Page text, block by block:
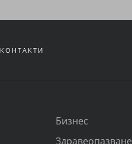
КОНТАКТИ
Бизнес
Здравеопазване